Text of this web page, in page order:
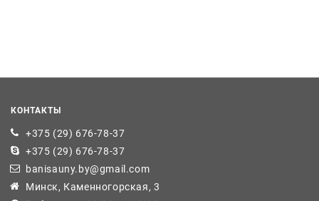
КОНТАКТЫ
+375 (29) 676-78-37
+375 (29) 676-78-37
banisauny.by@gmail.com
Минск, Каменногорская, 3